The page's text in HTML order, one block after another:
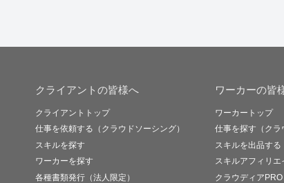
クライアントの皆様へ
クライアントトップ
仕事を依頼する（クラウドソーシング）
スキルを探す
ワーカーを探す
各種書類発行（法人限定）
ワーカーの皆
ワーカートップ
仕事を探す（クラ
スキルを出品する
スキルアフィリエ
クラウディアPRO